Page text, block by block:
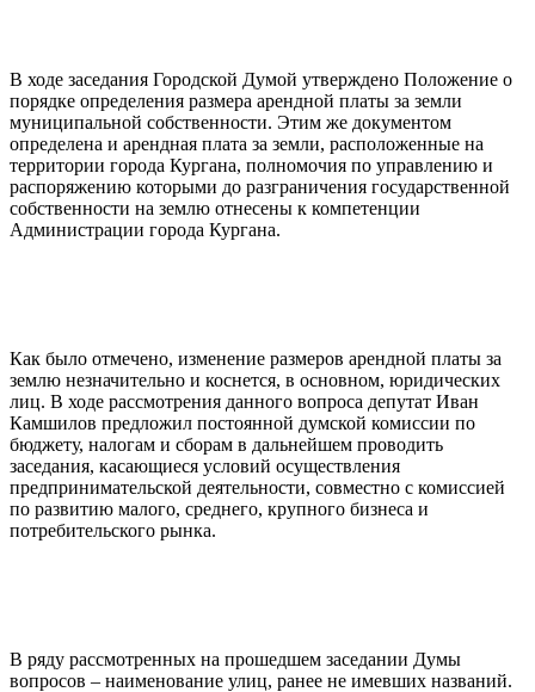
В ходе заседания Городской Думой утверждено Положение о
порядке определения размера арендной платы за земли
муниципальной собственности. Этим же документом
определена и арендная плата за земли, расположенные на
территории города Кургана, полномочия по управлению и
распоряжению которыми до разграничения государственной
собственности на землю отнесены к компетенции
Администрации города Кургана.
Как было отмечено, изменение размеров арендной платы за
землю незначительно и коснется, в основном, юридических
лиц. В ходе рассмотрения данного вопроса депутат Иван
Камшилов предложил постоянной думской комиссии по
бюджету, налогам и сборам в дальнейшем проводить
заседания, касающиеся условий осуществления
предпринимательской деятельности, совместно с комиссией
по развитию малого, среднего, крупного бизнеса и
потребительского рынка.
В ряду рассмотренных на прошедшем заседании Думы
вопросов – наименование улиц, ранее не имевших названий.